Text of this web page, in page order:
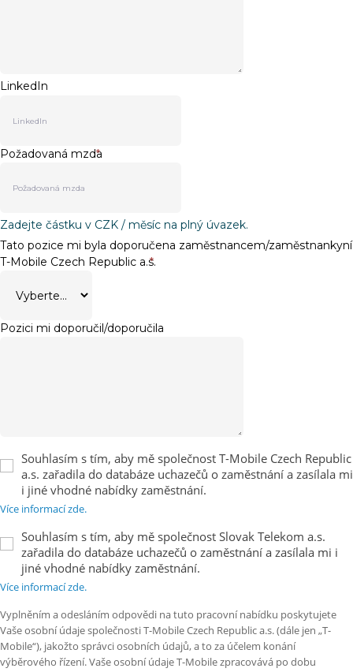
LinkedIn
Požadovaná mzda
*
Zadejte částku v CZK / měsíc na plný úvazek.
Tato pozice mi byla doporučena zaměstnancem/zaměstnankyní
T-Mobile Czech Republic a.s.
*
Pozici mi doporučil/doporučila
Souhlasím s tím, aby mě společnost T-Mobile Czech Republic
a.s. zařadila do databáze uchazečů o zaměstnání a zasílala mi
i jiné vhodné nabídky zaměstnání.
Více informací zde.
Souhlasím s tím, aby mě společnost Slovak Telekom a.s.
zařadila do databáze uchazečů o zaměstnání a zasílala mi i
jiné vhodné nabídky zaměstnání.
Více informací zde.
Vyplněním a odesláním odpovědi na tuto pracovní nabídku poskytujete
Vaše osobní údaje společnosti T-Mobile Czech Republic a.s. (dále jen „T-
Mobile“), jakožto správci osobních údajů, a to za účelem konání
výběrového řízení. Vaše osobní údaje T-Mobile zpracovává po dobu